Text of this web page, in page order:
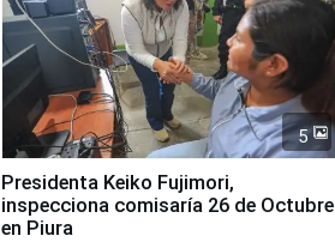
5
Presidenta Keiko Fujimori,
inspecciona comisaría 26 de Octubre
en Piura